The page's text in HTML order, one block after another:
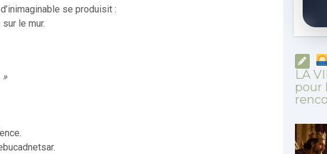
se produisit :
le mur.
LA
pour